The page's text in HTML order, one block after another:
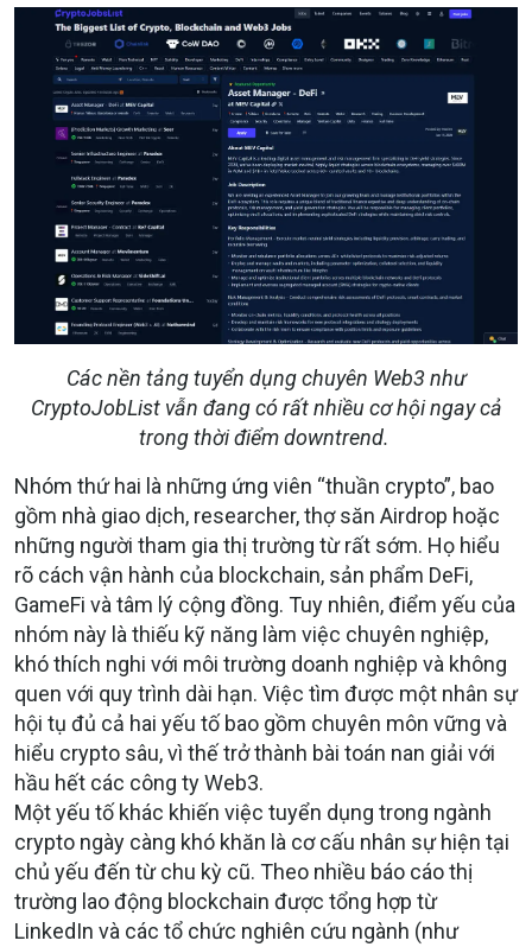
Các nền tảng tuyển dụng chuyên Web3 như
CryptoJobList vẫn đang có rất nhiều cơ hội ngay cả
trong thời điểm downtrend.
Nhóm thứ hai là những ứng viên “thuần crypto”, bao
gồm nhà giao dịch, researcher, thợ săn Airdrop hoặc
những người tham gia thị trường từ rất sớm. Họ hiểu
rõ cách vận hành của blockchain, sản phẩm DeFi,
GameFi và tâm lý cộng đồng. Tuy nhiên, điểm yếu của
nhóm này là thiếu kỹ năng làm việc chuyên nghiệp,
khó thích nghi với môi trường doanh nghiệp và không
quen với quy trình dài hạn. Việc tìm được một nhân sự
hội tụ đủ cả hai yếu tố bao gồm chuyên môn vững và
hiểu crypto sâu, vì thế trở thành bài toán nan giải với
hầu hết các công ty Web3.
Một yếu tố khác khiến việc tuyển dụng trong ngành
crypto ngày càng khó khăn là cơ cấu nhân sự hiện tại
chủ yếu đến từ chu kỳ cũ. Theo nhiều báo cáo thị
trường lao động blockchain được tổng hợp từ
LinkedIn và các tổ chức nghiên cứu ngành (như